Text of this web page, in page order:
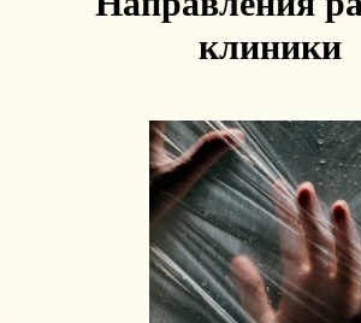
клиники